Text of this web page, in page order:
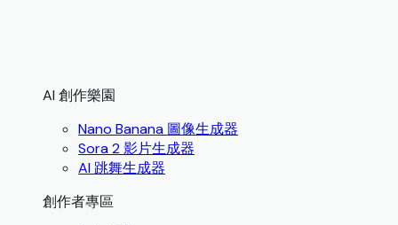
AI 創作樂園
Nano Banana 圖像生成器
Sora 2 影片生成器
AI 跳舞生成器
創作者專區